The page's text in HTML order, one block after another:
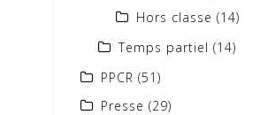
Hors classe (14)
Temps partiel (14)
PPCR (51)
Presse (29)